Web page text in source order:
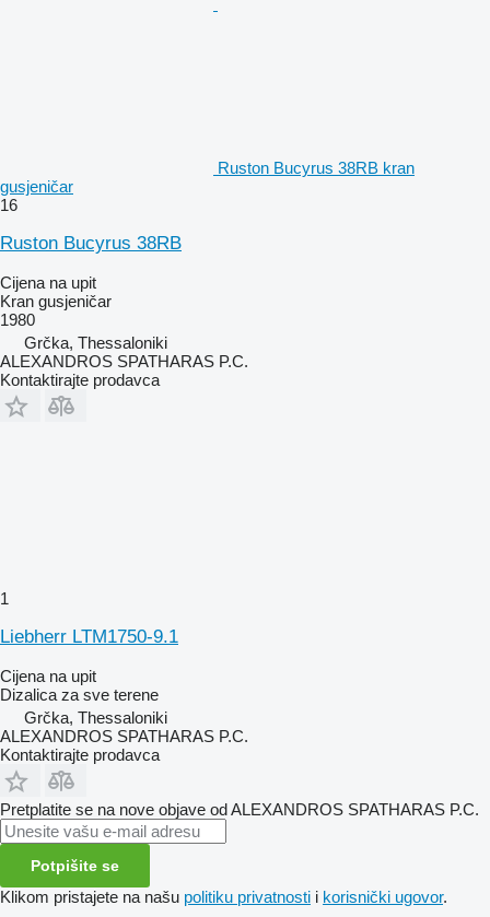
Ruston Bucyrus 38RB kran
gusjeničar
16
Ruston Bucyrus 38RB
Cijena na upit
Kran gusjeničar
1980
Grčka, Thessaloniki
ALEXANDROS SPATHARAS P.C.
Kontaktirajte prodavca
1
Liebherr LTM1750-9.1
Cijena na upit
Dizalica za sve terene
Grčka, Thessaloniki
ALEXANDROS SPATHARAS P.C.
Kontaktirajte prodavca
Pretplatite se na nove objave od ALEXANDROS SPATHARAS P.C.
Potpišite se
Klikom pristajete na našu politiku privatnosti i korisnički ugovor.